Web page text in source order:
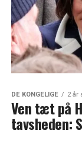
DE KONGELIGE 2 år
Ven tæt på
tavsheden: